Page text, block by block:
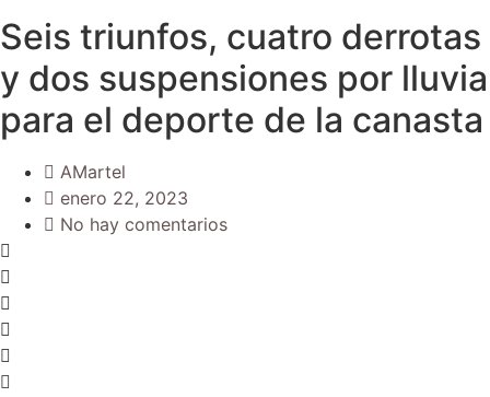
Seis triunfos, cuatro derrotas
y dos suspensiones por lluvia
para el deporte de la canasta
AMartel
enero 22, 2023
No hay comentarios